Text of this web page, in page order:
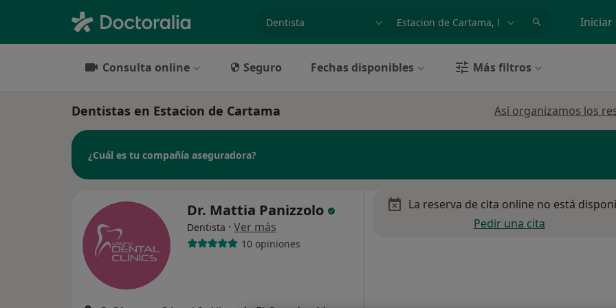
Iniciar
Consulta online Seguro Fechas disponibles Más filtros
Dentistas en Estacion de Cartama Así organizamos los
¿Cuál es tu compañía aseguradora?
Dr. Mattia Panizzolo
Dentista · Ver más
10 opiniones
La reserva de cita online no está
Pedir una cita